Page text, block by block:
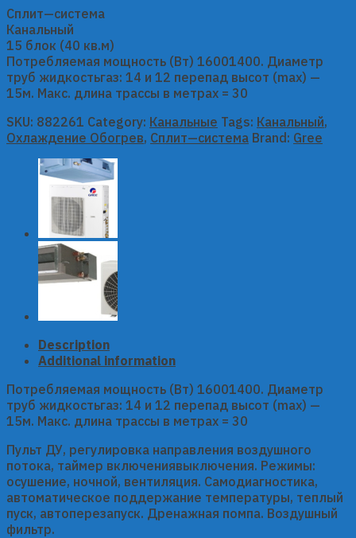
Сплит—система
Канальный
15 блок (40 кв.м)
Потребляемая мощность (Вт) 16001400. Диаметр
труб жидкостьгаз: 14 и 12 перепад высот (max) —
15м. Макс. длина трассы в метрах = 30
SKU: 882261 Category: Канальные Tags: Канальный,
Охлаждение Обогрев, Сплит—система Brand: Gree
Description
Additional information
Потребляемая мощность (Вт) 16001400. Диаметр
труб жидкостьгаз: 14 и 12 перепад высот (max) —
15м. Макс. длина трассы в метрах = 30
Пульт ДУ, регулировка направления воздушного
потока, таймер включениявыключения. Режимы:
осушение, ночной, вентиляция. Самодиагностика,
автоматическое поддержание температуры, теплый
пуск, автоперезапуск. Дренажная помпа. Воздушный
фильтр.